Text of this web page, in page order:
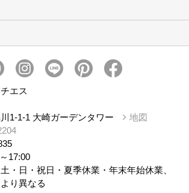
ォーム
エス
1-1-1 大崎ガーデンタワー
地図
～17:00
・日・祝日・夏季休業・年末年始休業、
り異なる